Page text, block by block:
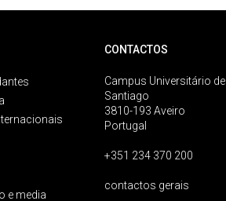
e media
CONTACTOS
Campus Universitário de
Santiago
3810-193 Aveiro
Portugal
+351 234 370 200
contactos gerais